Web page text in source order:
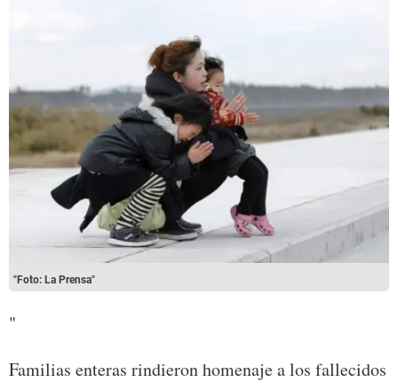
"Foto: La Prensa"
"
Familias enteras rindieron homenaje a los fallecidos